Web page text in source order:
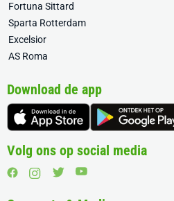
Fortuna Sittard
Sparta Rotterdam
Excelsior
AS Roma
Download de app
Volg ons op social media